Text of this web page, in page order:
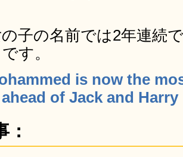
子の名前では2年連続
す。
is now the
of Jack and
：